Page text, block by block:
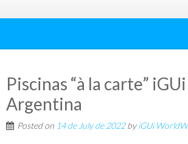
Piscinas “à la carte”
Argentina
Posted on 14 de July de 2022byiGUi